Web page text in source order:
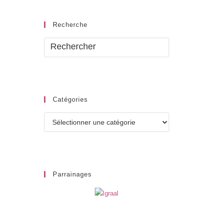
Recherche
Catégories
Parrainages